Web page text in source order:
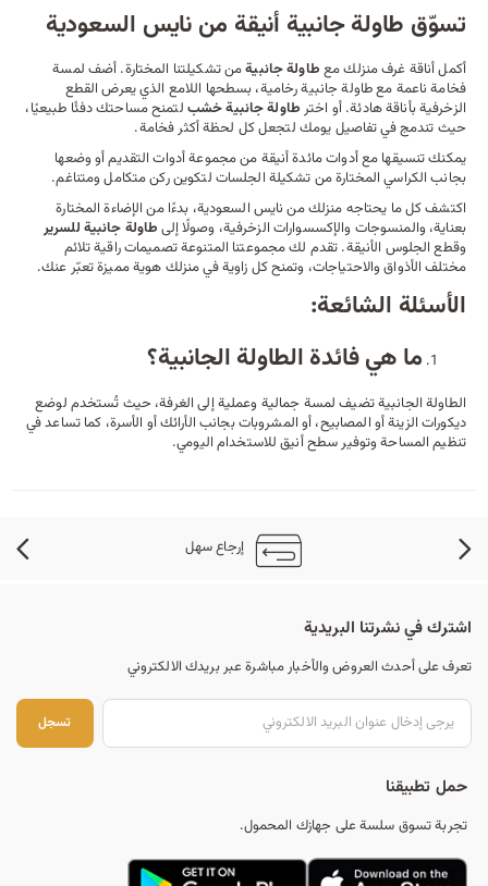
تسوّق طاولة جانبية أنيقة من نايس السعودية
أكمل أناقة غرف منزلك معطاولة جانبيةمن تشكيلتنا المختارة. أضف لمسة
فخامة ناعمة مع طاولة جانبية رخامية، بسطحها اللامع الذي يعرض القطع
الزخرفية بأناقة هادئة. أو اخترطاولة جانبية خشبلتمنح مساحتك دفئًا طبيعيًا،
حيث تندمج في تفاصيل يومك لتجعل كل لحظة أكثر فخامة.
يمكنك تنسيقها معأدوات مائدةأنيقة من مجموعة أدوات التقديم أو وضعها
بجانبالكراسيالمختارة من تشكيلة الجلسات لتكوين ركن متكامل ومتناغم.
اكتشف كل ما يحتاجه منزلك من نايس السعودية، بدءًا من الإضاءة المختارة
بعناية، والمنسوجات والإكسسوارات الزخرفية، وصولًا إلىطاولة جانبية للسرير
وقطع الجلوس الأنيقة. تقدم لك مجموعتنا المتنوعة تصميمات راقية تلائم
مختلف الأذواق والاحتياجات، وتمنح كل زاوية في منزلك هوية مميزة تعبّر عنك.
الأسئلة الشائعة:
ما هي فائدة الطاولة الجانبية؟
الطاولة الجانبية تضيف لمسة جمالية وعملية إلى الغرفة، حيث تُستخدم لوضع
ديكورات الزينة أو المصابيح، أو المشروبات بجانب الأرائك أو الأسرة، كما تساعد في
تنظيم المساحة وتوفير سطح أنيق للاستخدام اليومي.
إرجاع سهل
اشترك في نشرتنا البريدية
تعرف على أحدث العروض والأخبار مباشرة عبر بريدك الالكتروني
تسجل
حمل تطبيقنا
تجربة تسوق سلسة على جهازك المحمول.